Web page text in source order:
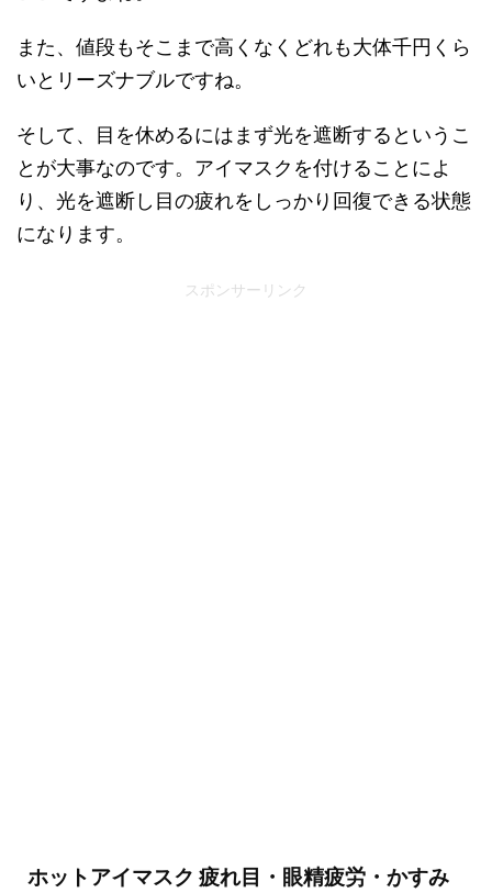
また、値段もそこまで高くなくどれも大体千円くら
いとリーズナブルですね。
そして、目を休めるにはまず光を遮断するというこ
とが大事なのです。アイマスクを付けることによ
り、光を遮断し目の疲れをしっかり回復できる状態
になります。
スポンサーリンク
ホットアイマスク 疲れ目・眼精疲労・かすみ